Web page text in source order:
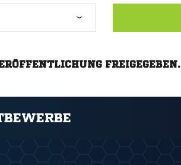
FREIGEGEBEN.